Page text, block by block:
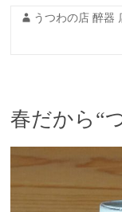
うつわの店 醉器
春だから“